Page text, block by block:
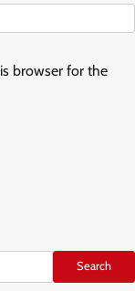
browser for the
Search